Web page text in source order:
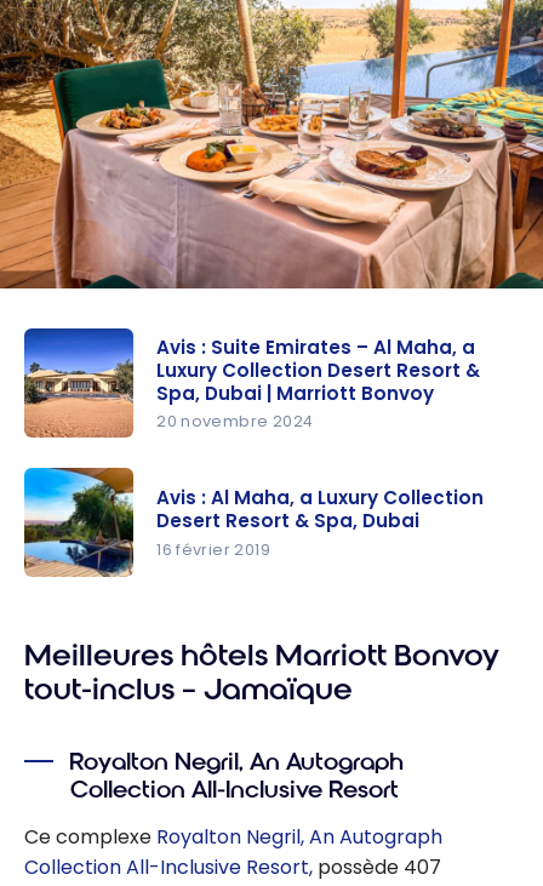
Emirates –
Al Maha, a
Luxury
Collection
Spa, Dubai
| Marriott
Avis : Suite Emirates – Al Maha, a
Luxury Collection Desert Resort &
Spa, Dubai | Marriott Bonvoy
20 novembre 2024
Luxury
Collection
Spa, Dubai
Avis : Al Maha, a Luxury Collection
Desert Resort & Spa, Dubai
16 février 2019
Meilleures hôtels Marriott Bonvoy
tout-inclus – Jamaïque
Royalton Negril, An Autograph
Collection All-Inclusive Resort
Ce complexe Royalton Negril, An Autograph
Collection All-Inclusive Resort, possède 407